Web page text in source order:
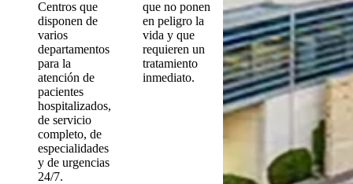
Centros que
disponen de
varios
departamentos
para la
atención de
pacientes
hospitalizados,
de servicio
completo, de
especialidades
y de urgencias
24/7.
que no ponen
en peligro la
vida y que
requieren un
tratamiento
inmediato.